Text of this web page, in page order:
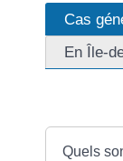
Cas
En Île-
Quels